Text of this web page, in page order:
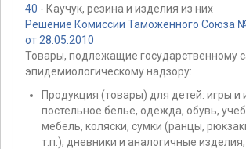
40 - Каучук, резина и изделия из них
Решение Комиссии Таможенного Союза
от 28.05.2010
Товары, подлежащие государственному
эпидемиологическому надзору:
Продукция (товары) для детей: игры и
постельное белье, одежда, обувь,
мебель, коляски, сумки (ранцы,
т.п.), дневники и аналогичные